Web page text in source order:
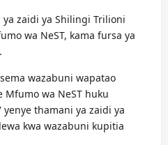
zaidi ya Shilingi Trilioni
wa NeST, kama fursa ya
wazabuni wapatao
Mfumo wa NeST huku
thamani ya zaidi ya
kwa wazabuni kupitia